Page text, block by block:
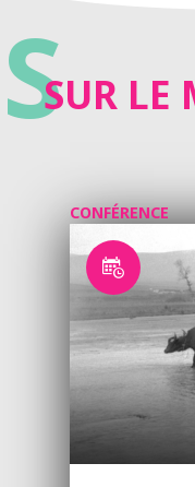
SSUR LE
CONFÉRENCE